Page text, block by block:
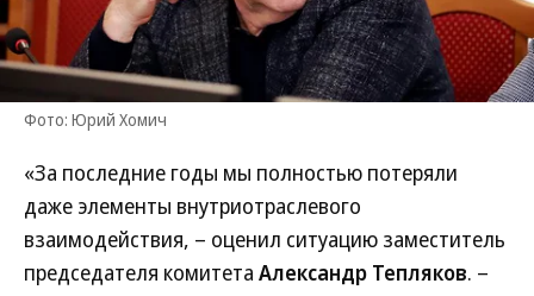
Фото: Юрий Хомич
«За последние годы мы полностью потеряли
даже элементы внутриотраслевого
взаимодействия, – оценил ситуацию заместитель
председателя комитета Александр Тепляков. –